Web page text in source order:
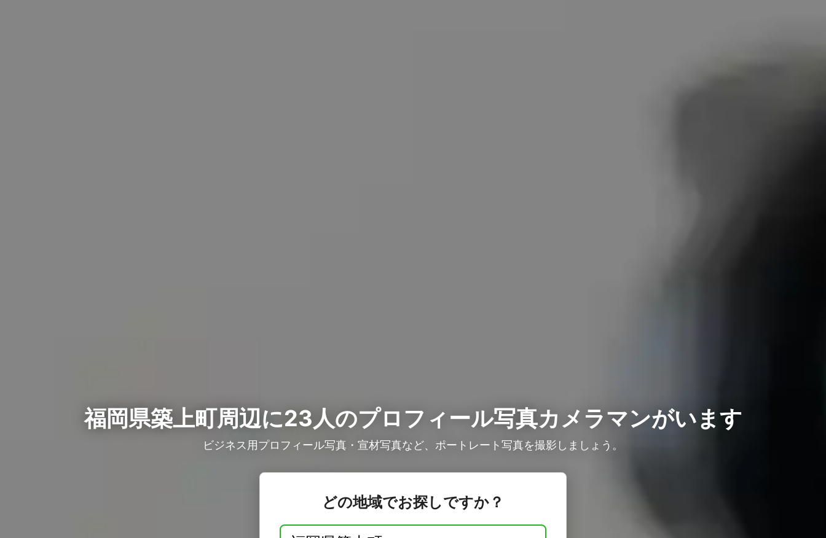
福岡県築上町周辺に23人のプロフィール写真カメラマンがいます
ビジネス用プロフィール写真・宣材写真など、ポートレート写真を撮影しましょう。
どの地域でお探しですか？